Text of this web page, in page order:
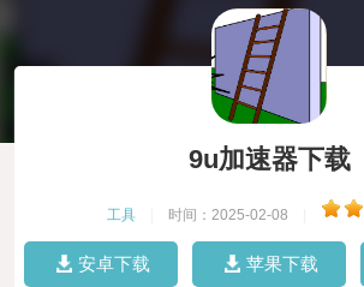
9u加速器下载
工具 时间：2025-02-08
安卓下载 苹果下载